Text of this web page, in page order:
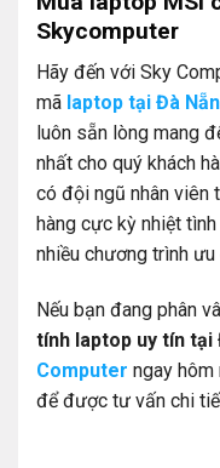
Skycomputer
Hãy đến với Sky
mã laptop tại Đà
luôn sẵn lòng mang
nhất cho quý khách
có đội ngũ nhân viên
hàng cực kỳ nhiệt
nhiều chương trình
Nếu bạn đang phân
tính laptop uy tín tại
Computer ngay
để được tư vấn chi